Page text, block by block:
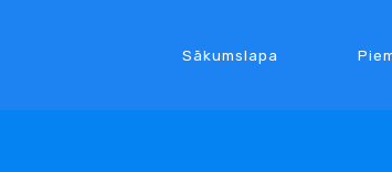
Sākumslapa